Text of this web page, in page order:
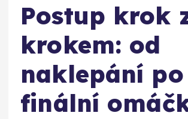
Postup krok
krokem: od
naklepání po
finální